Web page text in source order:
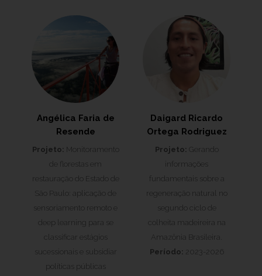
Angélica Faria de
Resende
Projeto: Monitoramento
de florestas em
restauração do Estado de
São Paulo: aplicação de
sensoriamento remoto e
deep learning para se
classificar estágios
sucessionais e subsidiar
políticas públicas
Daigard Ricardo
Ortega Rodriguez
Projeto: Gerando
informações
fundamentais sobre a
regeneração natural no
segundo ciclo de
colheita madeireira na
Amazônia Brasileira.
Período: 2023-2026